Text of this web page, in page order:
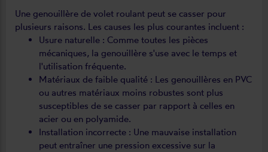
Une genouillère de volet roulant peut se casser pour
plusieurs raisons. Les causes les plus courantes incluent :
Usure naturelle : Comme toutes les pièces
mécaniques, la genouillère s'use avec le temps et
l'utilisation fréquente.
Matériaux de faible qualité : Les genouillères en PVC
ou autres matériaux moins robustes sont plus
susceptibles de se casser par rapport à celles en
acier ou en polyamide.
Installation incorrecte : Une mauvaise installation
peut entraîner une pression excessive sur la